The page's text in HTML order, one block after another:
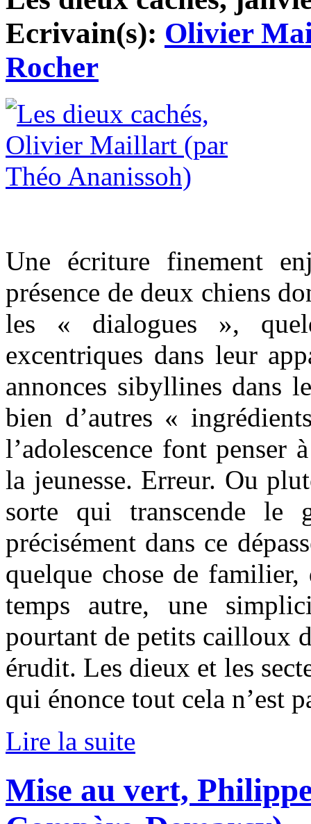
Ecrivain(s): Olivier
Rocher
Une écriture finement
présence de deux chiens
les « dialogues »,
excentriques dans leur
annonces sibyllines dans
bien d’autres «
l’adolescence font penser
la jeunesse. Erreur. Ou
sorte qui transcende
précisément dans ce
quelque chose de familier,
temps autre, une
pourtant de petits cailloux
érudit. Les dieux et les
qui énonce tout cela n’est
Lire la suite
Mise au vert,